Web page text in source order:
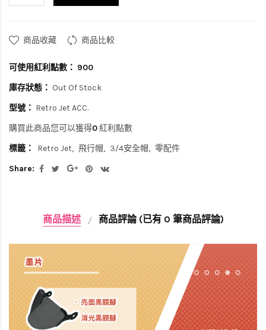
商品收藏 商品比較
可使用紅利點數： 900
庫存狀態： Out Of Stock
型號： Retro Jet ACC.
購買此商品您可以獲得0紅利點數
標籤：
Retro Jet 飛行帽 3/4安全帽
零配件
Share:
商品描述 商品評論 (已有 0 筆商品評論)